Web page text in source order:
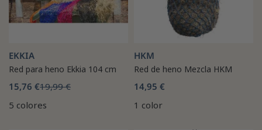
EKKIA
Red para heno Ekkia 104 cm
15,76 €19,99 €
5 colores
HKM
Red de heno Mezcla HKM
14,95 €
1 color